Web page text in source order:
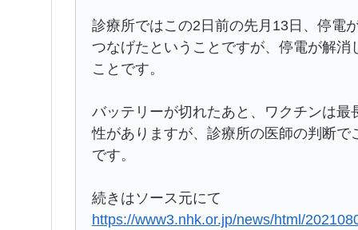
診療所ではこの2日前の先月13日、停電
つなげたということですが、停電が解
ことです。
バッテリーが切れたあと、ワクチンは
性がありますが、診療所の医師の判断
です。
続きはソース元にて
https://www3.nhk.or.jp/news/html/